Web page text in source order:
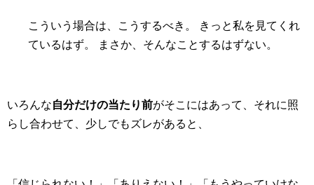
こういう場合は、こうするべき。
きっと私を見てくれ
ているはず。
まさか、そんなことするはずない。
いろんな自分だけの当たり前がそこにはあって、それに照
らし合わせて、少しでもズレがあると、